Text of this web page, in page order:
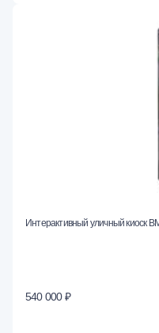
Интерактивный уличный киоск
540 000 ₽